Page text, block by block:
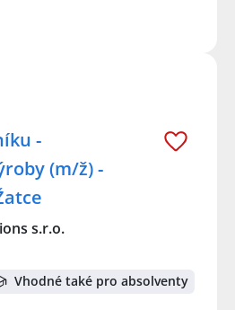
-
(m/ž) -
s.r.o.
Vhodné také pro absolventy